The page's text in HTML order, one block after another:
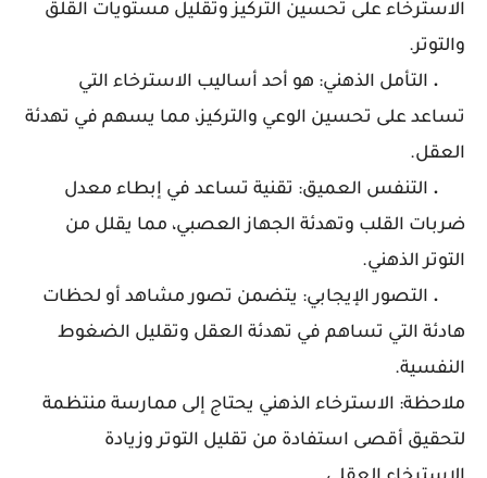
الاسترخاء على تحسين التركيز وتقليل مستويات القلق
والتوتر.
. التأمل الذهني: هو أحد أساليب الاسترخاء التي
تساعد على تحسين الوعي والتركيز، مما يسهم في تهدئة
العقل.
. التنفس العميق: تقنية تساعد في إبطاء معدل
ضربات القلب وتهدئة الجهاز العصبي، مما يقلل من
التوتر الذهني.
. التصور الإيجابي: يتضمن تصور مشاهد أو لحظات
هادئة التي تساهم في تهدئة العقل وتقليل الضغوط
النفسية.
ملاحظة: الاسترخاء الذهني يحتاج إلى ممارسة منتظمة
لتحقيق أقصى استفادة من تقليل التوتر وزيادة